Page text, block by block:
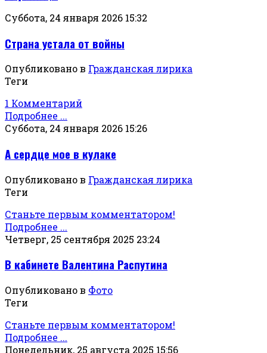
Суббота, 24 января 2026 15:32
Страна устала от войны
Опубликовано в Гражданская лирика
Теги
1 Комментарий
Подробнее ...
Суббота, 24 января 2026 15:26
А сердце мое в кулаке
Опубликовано в Гражданская лирика
Теги
Станьте первым комментатором!
Подробнее ...
Четверг, 25 сентября 2025 23:24
В кабинете Валентина Распутина
Опубликовано в Фото
Теги
Станьте первым комментатором!
Подробнее ...
Понедельник, 25 августа 2025 15:56